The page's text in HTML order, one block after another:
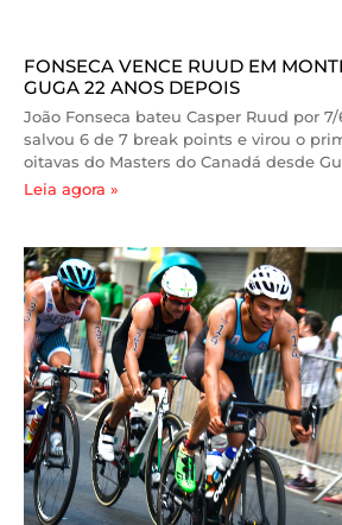
FONSECA VENCE RUUD EM
GUGA 22 ANOS DEPOIS
João Fonseca bateu Casper Ruud por
salvou 6 de 7 break points e virou o
oitavas do Masters do Canadá desde
Leia agora »